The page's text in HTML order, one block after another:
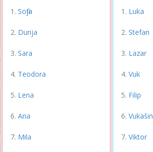
Sofija
Dunja
Sara
Teodora
Lena
Ana
Mila
Luka
Stefan
Lazar
Vuk
Filip
Vukašin
Viktor